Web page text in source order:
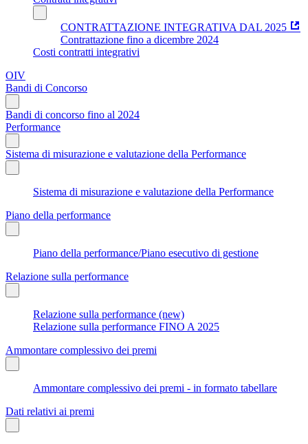
CONTRATTAZIONE INTEGRATIVA DAL 2025
Contrattazione fino a dicembre 2024
Costi contratti integrativi
OIV
Bandi di Concorso
Bandi di concorso fino al 2024
Performance
Sistema di misurazione e valutazione della Performance
Sistema di misurazione e valutazione della Performance
Piano della performance
Piano della performance/Piano esecutivo di gestione
Relazione sulla performance
Relazione sulla performance (new)
Relazione sulla performance FINO A 2025
Ammontare complessivo dei premi
Ammontare complessivo dei premi - in formato tabellare
Dati relativi ai premi